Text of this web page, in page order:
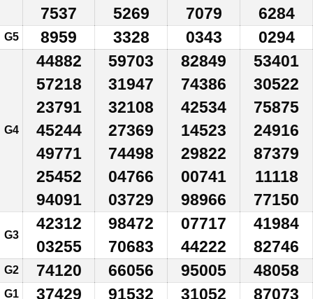
7537
5269
7079
6284
G5 8959 3328 0343 0294
G4
44882
57218
23791
45244
49771
25452
94091
59703
31947
32108
27369
74498
04766
03729
82849
74386
42534
14523
29822
00741
98966
53401
30522
75875
24916
87379
11118
77150
G3
42312
03255
98472
70683
07717
44222
41984
82746
G2 74120 66056 95005 48058
G1 37429 91532 31052 87073